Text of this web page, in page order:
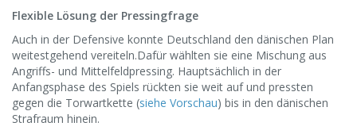
Flexible Lösung der Pressingfrage
Auch in der Defensive konnte Deutschland den dänischen Plan
weitestgehend vereiteln.Dafür wählten sie eine Mischung aus
Angriffs- und Mittelfeldpressing. Hauptsächlich in der
Anfangsphase des Spiels rückten sie weit auf und pressten
gegen die Torwartkette (siehe Vorschau) bis in den dänischen
Strafraum hinein.